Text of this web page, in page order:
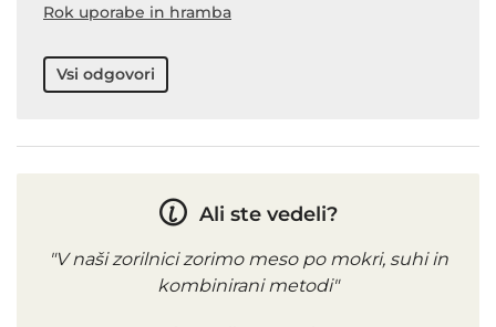
Rok uporabe in hramba
Vsi odgovori
Ali ste vedeli?
"V naši zorilnici zorimo meso po mokri, suhi in
kombinirani metodi"